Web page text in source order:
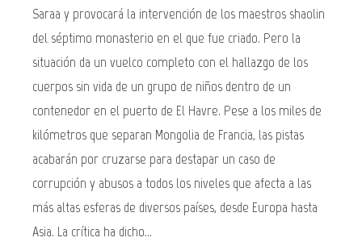
Saraa y provocará la intervención de los maestros shaolin
del séptimo monasterio en el que fue criado. Pero la
situación da un vuelco completo con el hallazgo de los
cuerpos sin vida de un grupo de niños dentro de un
contenedor en el puerto de El Havre. Pese a los miles de
kilómetros que separan Mongolia de Francia, las pistas
acabarán por cruzarse para destapar un caso de
corrupción y abusos a todos los niveles que afecta a las
más altas esferas de diversos países, desde Europa hasta
Asia. La crítica ha dicho...